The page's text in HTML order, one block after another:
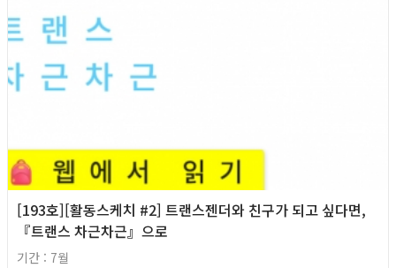
[193호][활동스케치 #2] 트랜스젠더와 친구가 되고 싶다면,
『트랜스 차근차근』으로
기간 : 7월